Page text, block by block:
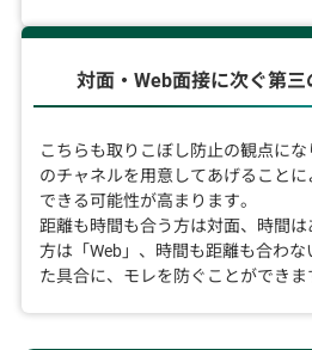
対面・Web面接に次ぐ第三
こちらも取りこぼし防止の観点に
のチャネルを用意してあげること
できる可能性が高まります。
距離も時間も合う方は対面、時間
方は「Web」、時間も距離も合わ
た具合に、モレを防ぐことができま